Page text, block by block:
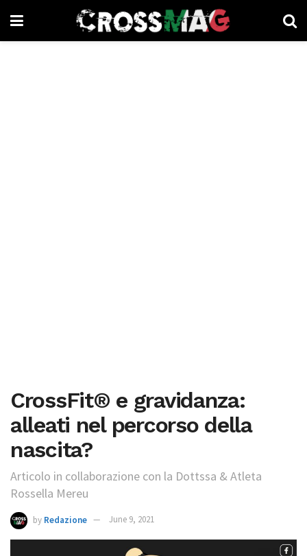
CrossFit® e gravidanza:
alleati nel percorso della
nascita?
Articolo in collaborazione con la Dottssa & Atleta
Rossella Mereu
by Redazione June 9, 2021